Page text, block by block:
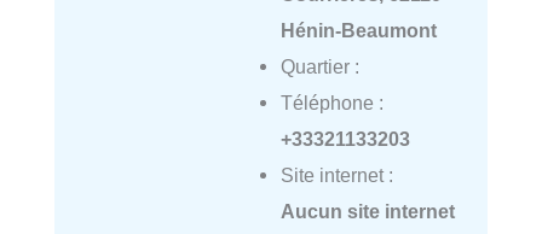
Hénin-Beaumont
Quartier :
Téléphone :
+33321133203
Site internet :
Aucun site internet